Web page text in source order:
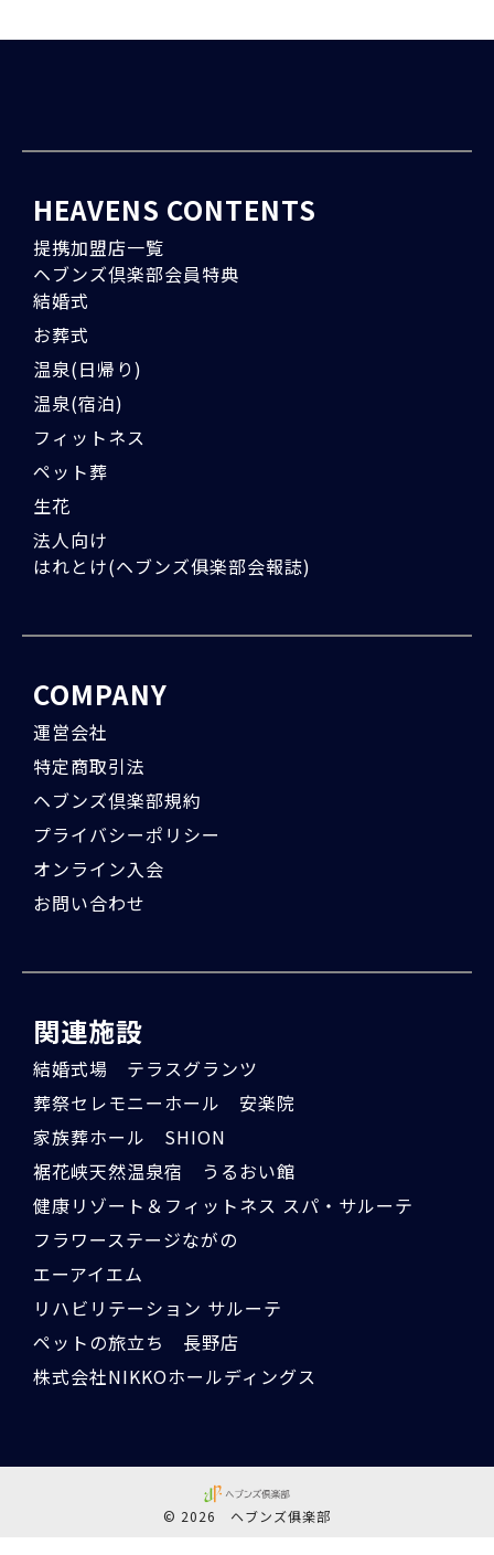
HEAVENS CONTENTS
提携加盟店一覧
ヘブンズ倶楽部会員特典
結婚式
お葬式
温泉(日帰り)
温泉(宿泊)
フィットネス
ペット葬
生花
法人向け
はれとけ(ヘブンズ俱楽部会報誌)
COMPANY
運営会社
特定商取引法
ヘブンズ倶楽部規約
プライバシーポリシー
オンライン入会
お問い合わせ
関連施設
結婚式場 テラスグランツ
葬祭セレモニーホール 安楽院
家族葬ホール SHION
裾花峡天然温泉宿 うるおい館
健康リゾート＆フィットネス スパ・サルーテ
フラワーステージながの
エーアイエム
リハビリテーション サルーテ
ペットの旅立ち 長野店
株式会社NIKKOホールディングス
© 2026 ヘブンズ俱楽部